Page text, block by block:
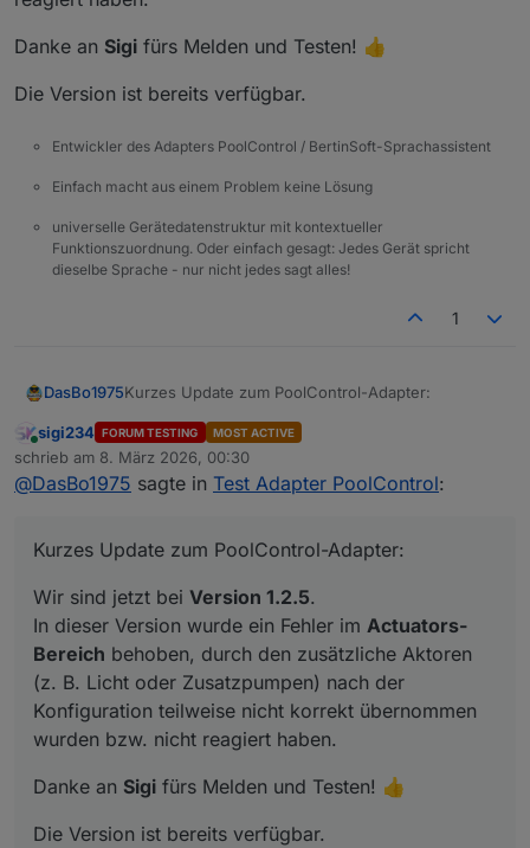
Danke an Sigi fürs Melden und Testen! 👍
Die Version ist bereits verfügbar.
Entwickler des Adapters PoolControl / BertinSoft-Sprachassistent
Einfach macht aus einem Problem keine Lösung
universelle Gerätedatenstruktur mit kontextueller
Funktionszuordnung. Oder einfach gesagt: Jedes Gerät spricht
dieselbe Sprache - nur nicht jedes sagt alles!
1
DasBo1975Kurzes Update zum PoolControl-Adapter:
Wir sind jetzt beiVersion 1.2.5
In dieser Version wurde ein Fehler im
Bereichbehoben, durch den zusätzliche Aktoren
wurden bzw. nicht reagiert haben.
Danke anSigifürs Melden und Testen! 👍
Online
sigi234 FORUM TESTING MOST ACTIVE
schrieb am 8. März 2026, 00:30
zuletzt editiert von
@DasBo1975 sagte in Test Adapter PoolControl:
Kurzes Update zum PoolControl-Adapter:
Wir sind jetzt bei Version 1.2.5.
In dieser Version wurde ein Fehler im Actuators-
Bereich behoben, durch den zusätzliche Aktoren
(z. B. Licht oder Zusatzpumpen) nach der
Konfiguration teilweise nicht korrekt übernommen
wurden bzw. nicht reagiert haben.
Danke an Sigi fürs Melden und Testen! 👍
Die Version ist bereits verfügbar.